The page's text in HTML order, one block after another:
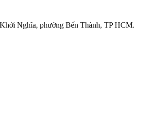
Nghĩa, phường Bến Thành, TP HCM.